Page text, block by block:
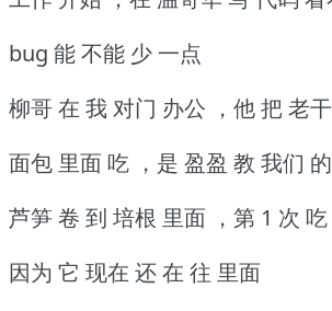
bug 能 不能 少 一点
柳哥 在 我 对门 办公 ，他 把 老
面包 里面 吃 ，是 盈盈 教 我们
芦笋 卷 到 培根 里面 ，第 1 次
因为 它 现在 还 在 往 里面